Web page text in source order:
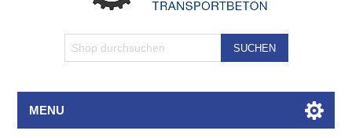
SUCHEN
MENU